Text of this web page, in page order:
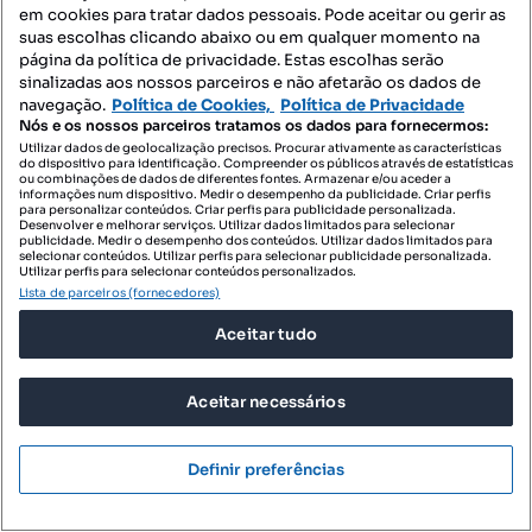
5 600 000 €7982,89 €/m²
Moradia Triplex T5 +1 com Jardim e Piscina em
Birre, Cascais
Areia - Birre, Cascais e Estoril, Cascais, Lisboa
Tipologia
T5
Preço por metro quadrado
701.5 m²
Quintela + Penalva | Knight Frank
Profissional
em cookies para tratar dados pessoais. Pode aceitar ou gerir as
suas escolhas clicando abaixo ou em qualquer momento na
página da política de privacidade. Estas escolhas serão
sinalizadas aos nossos parceiros e não afetarão os dados de
navegação. Política de Cookies, Política de Privacidade
Nós e os nossos parceiros tratamos os dados para fornecermos:
Utilizar dados de geolocalização precisos. Procurar ativamente as características
do dispositivo para identificação. Compreender os públicos através de estatísticas
ou combinações de dados de diferentes fontes. Armazenar e/ou aceder a
informações num dispositivo. Medir o desempenho da publicidade. Criar perfis
para personalizar conteúdos. Criar perfis para publicidade personalizada.
Desenvolver e melhorar serviços. Utilizar dados limitados para selecionar
publicidade. Medir o desempenho dos conteúdos. Utilizar dados limitados para
selecionar conteúdos. Utilizar perfis para selecionar publicidade personalizada.
Utilizar perfis para selecionar conteúdos personalizados.
Lista de parceiros (fornecedores)
Aceitar tudo
Aceitar necessários
Definir preferências